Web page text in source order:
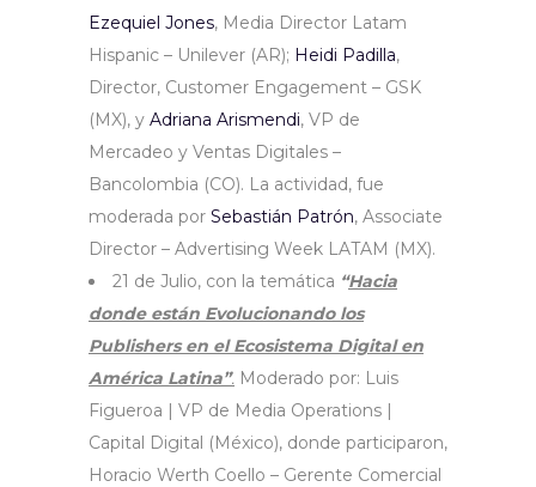
Ezequiel Jones, Media Director Latam
Hispanic – Unilever (AR); Heidi Padilla,
Director, Customer Engagement – GSK
(MX), y Adriana Arismendi, VP de
Mercadeo y Ventas Digitales –
Bancolombia (CO). La actividad, fue
moderada por Sebastián Patrón, Associate
Director – Advertising Week LATAM (MX).
21 de Julio, con la temática “Hacia
donde están Evolucionando los
Publishers en el Ecosistema Digital en
América Latina”. Moderado por: Luis
Figueroa | VP de Media Operations |
Capital Digital (México), donde participaron,
Horacio Werth Coello – Gerente Comercial